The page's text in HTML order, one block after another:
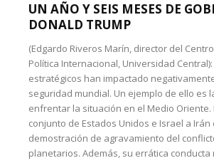
UN AÑO Y SEIS MESES DE
DONALD TRUMP
(Edgardo Riveros Marín, director del
Política Internacional, Universidad
estratégicos han impactado
seguridad mundial. Un ejemplo de ello es
enfrentar la situación en el Medio Oriente.
conjunto de Estados Unidos e Israel a Irán
demostración de agravamiento del
planetarios. Además, su errática